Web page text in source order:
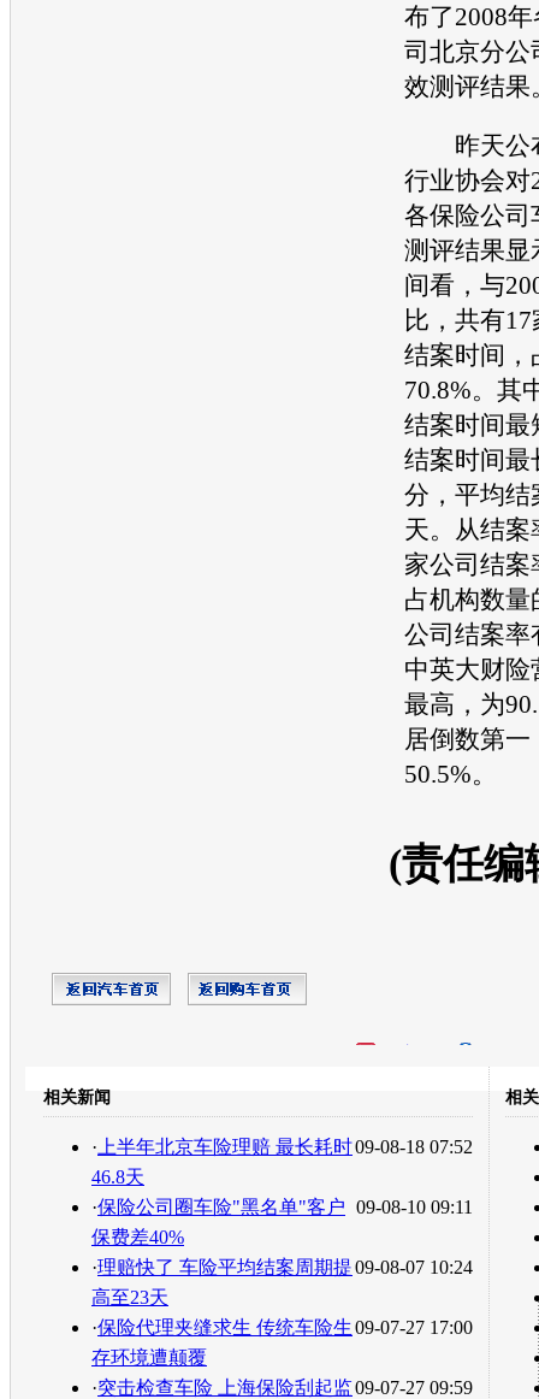
布了2008
司北京分公
效测评结果
昨天公
行业协会对
各保险公司
测评结果显
间看，与
比，共有
结案时间，
70.8%。其
结案时间最
结案时间最
分，平均结
天。从结案
家公司结案
占机构数量
公司结案率
中英大财险
最高，为
居倒数第
50.5%。
(责任编
转发至：
相关新闻
09-08-18 07:52
· 上半年北京车险理赔 最长耗时
46.8天
09-08-10 09:11
·保险公司圈车险"黑名单"客户
保费差40%
09-08-07 10:24
·理赔快了 车险平均结案周期提
高至23天
09-07-27 17:00
·保险代理夹缝求生 传统车险生
存环境遭颠覆
09-07-27 09:59
·突击检查车险 上海保险刮起监
相